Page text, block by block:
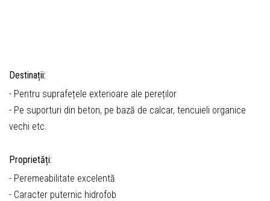
Destinații:
- Pentru suprafețele exterioare ale pereților
- Pe suporturi din beton, pe bază de calcar, tencuieli organice
vechi etc.
Proprietăți:
- Peremeabilitate excelentă
- Caracter puternic hidrofob